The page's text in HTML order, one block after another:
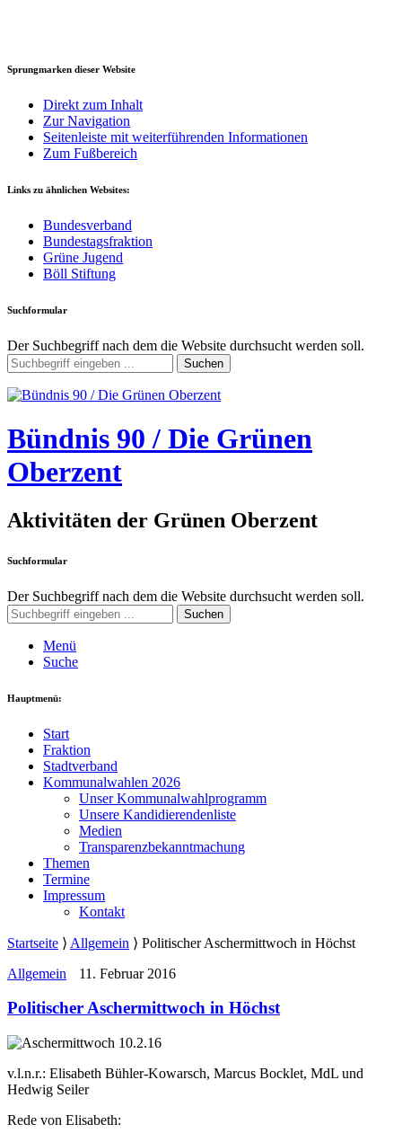
Sprungmarken dieser Website
Direkt zum Inhalt
Zur Navigation
Seitenleiste mit weiterführenden Informationen
Zum Fußbereich
Links zu ähnlichen Websites:
Bundesverband
Bundestagsfraktion
Grüne Jugend
Böll Stiftung
Suchformular
Der Suchbegriff nach dem die Website durchsucht werden soll.
Suchen
Bündnis 90 / Die Grünen
Oberzent
Aktivitäten der Grünen Oberzent
Suchformular
Der Suchbegriff nach dem die Website durchsucht werden soll.
Suchen
Menü
Suche
Hauptmenü:
Start
Fraktion
Stadtverband
Kommunalwahlen 2026
Unser Kommunalwahlprogramm
Unsere Kandidierendenliste
Medien
Transparenzbekanntmachung
Themen
Termine
Impressum
Kontakt
Startseite ⟩ Allgemein ⟩ Politischer Aschermittwoch in Höchst
Allgemein
11. Februar 2016
Politischer Aschermittwoch in Höchst
v.l.n.r.: Elisabeth Bühler-Kowarsch, Marcus Bocklet, MdL und
Hedwig Seiler
Rede von Elisabeth: